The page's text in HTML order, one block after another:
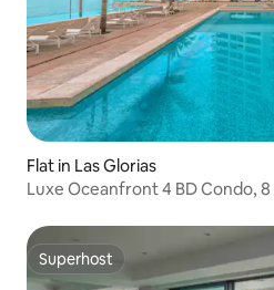
Flat in Las Glorias
Luxe Oceanfront 4 BD Condo,
Superhost
Superhost